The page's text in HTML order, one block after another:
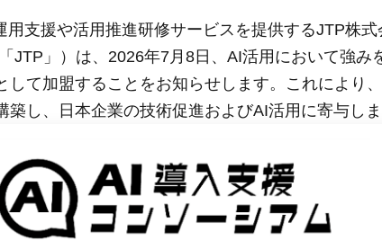
支援や活用推進研修サービスを提供するJTP株
JTP」）は、2026年7月8日、AI活用において強み
して加盟することをお知らせします。これにより
し、日本企業の技術促進およびAI活用に寄与しま